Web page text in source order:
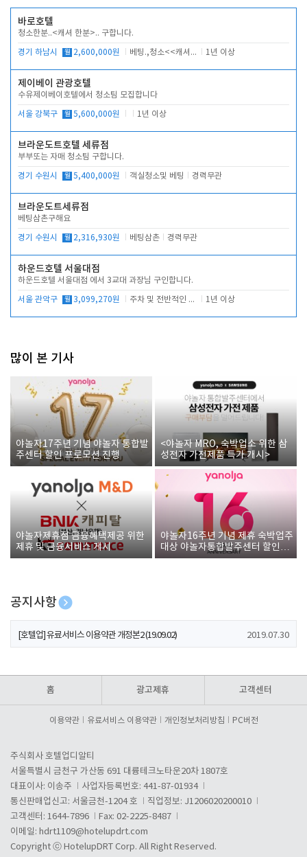
바로호텔
청소한분..<캐셔 한분>.. 구합니다.
경기 하남시 월 2,600,000원 베팅.,청소<<캐셔 모셔봅니다. 1년 이상
제이베이 관광호텔
수유제이베이호텔에서 청소팀 모집합니다
서울 강북구 월 5,600,000원 1년 이상
브라운도트호텔 세류점
부부또는 자매 청소팀 구합니다.
경기 수원시 월 5,400,000원 객실청소및 베팅 경력무관
브라운도트세류점
베팅삼촌구해요
경기 수원시 월 2,316,930원 베팅삼촌 경력무관
하운드호텔 서울대점
하운드호텔 서울대점 에서 3교대 과장님 구인합니다.
서울 관악구 월 3,099,270원 주차 및 전반적인 당번업무 1년 이상
많이 본 기사
야놀자17주년 기념 야놀자 통합발
주센터 할인 프로모션 진행
<야놀자 MRO, 숙박업소 위한 삼
성전자 가전제품 특가 개시>
야놀자제휴점 금융혜택제공 위한
제휴 및 금융서비스 게시
야놀자16주년 기념 제휴 숙박업주
대상 야놀자통합발주센터 할인쿠
폰 증정
공지사항
[호텔업] 개인정보 처리방침 개정본1 (19.09.02)
[호텔업] 유료서비스 이용약관 개정본2 (19.09.02) 2019.07.30
홈 광고제휴 고객센터
이용약관 유료서비스 이용약관 개인정보처리방침 PC버전
주식회사 호텔업디알티
서울특별시 금천구 가산동 691 대륭테크노타운20차 1807호
대표이사: 이송주
사업자등록번호: 441-87-01934
통신판매업신고: 서울금천-1204 호
직업정보: J1206020200010
고객센터: 1644-7896
Fax: 02-2225-8487
이메일: hdrt1109@hotelupdrt.com
Copyright ⓒ HotelupDRT Corp. All Right Reserved.